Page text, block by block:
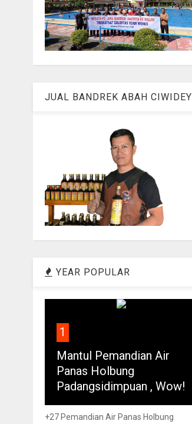
JUAL BANDREK ABAH CIWIDEY
YEAR POPULAR
1
Mantul Pemandian Air
Panas Holbung
Padangsidimpuan , Wow!
+27 Pemandian Air Panas Holbung